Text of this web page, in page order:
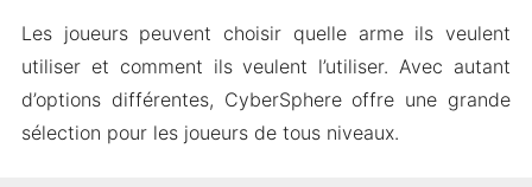
Les joueurs peuvent choisir quelle arme ils veulent
utiliser et comment ils veulent l’utiliser. Avec autant
d’options différentes, CyberSphere offre une grande
sélection pour les joueurs de tous niveaux.